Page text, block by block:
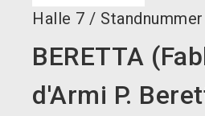
Halle 7 / Standnummer
BERETTA
d'Armi P.